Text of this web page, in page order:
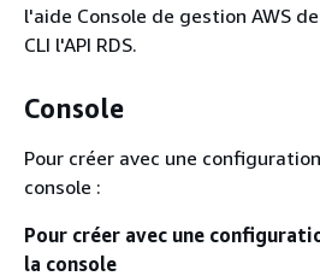
l'aide Console de gestion AWS
CLI l'API RDS.
Console
Pour créer avec une
console :
Pour créer avec une
la console